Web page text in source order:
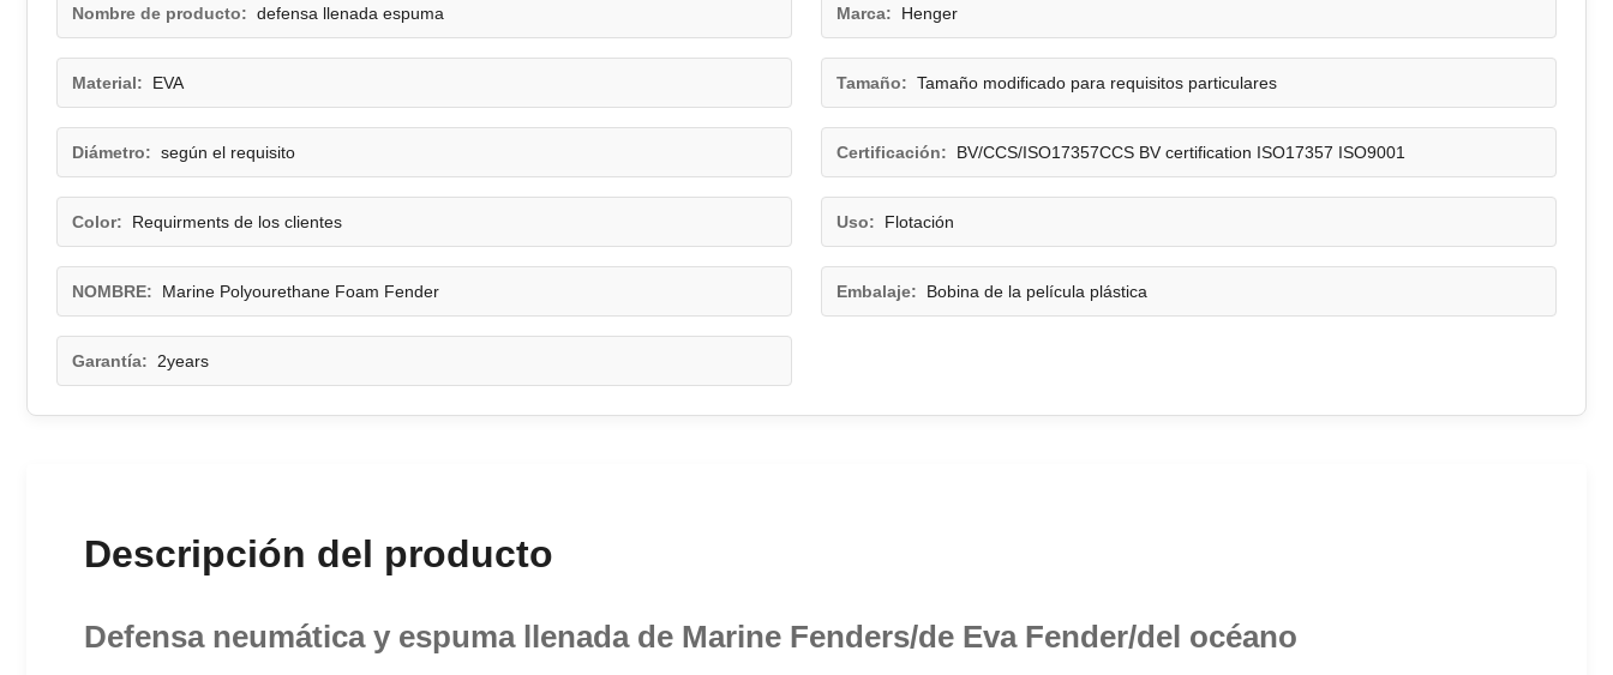
Nombre de producto: defensa llenada espuma Marca: Henger
Material: EVA Tamaño: Tamaño modificado para requisitos particulares
Diámetro: según el requisito Certificación: BV/CCS/ISO17357CCS BV certification ISO17357 ISO9001
Color: Requirments de los clientes Uso: Flotación
NOMBRE: Marine Polyourethane Foam Fender Embalaje: Bobina de la película plástica
Garantía: 2years
Descripción del producto
Defensa neumática y espuma llenada de Marine Fenders/de Eva Fender/del océano